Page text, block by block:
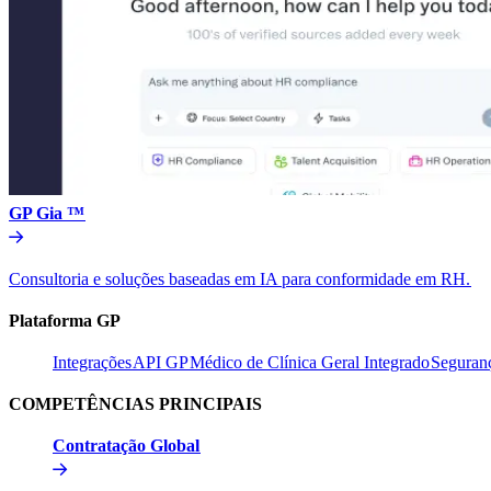
GP Gia ™​​
Consultoria e soluções baseadas em IA para conformidade em RH.​​
Plataforma GP​​
Integrações​​API GP​​Médico de Clínica Geral Integrado​​
COMPETÊNCIAS PRINCIPAIS​​
Contratação Global​​